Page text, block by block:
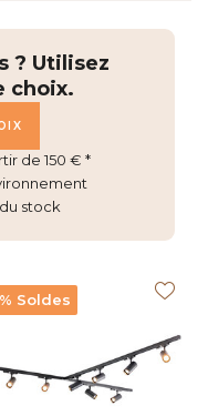
? Utilisez
choix.
de 150 € *
stock
Soldes